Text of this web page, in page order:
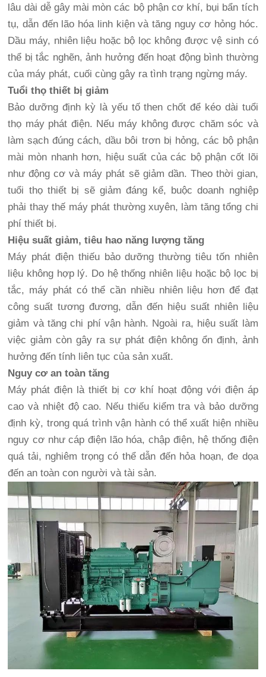
lâu dài dễ gây mài mòn các bộ phận cơ khí, bụi bẩn tích
tụ, dẫn đến lão hóa linh kiện và tăng nguy cơ hỏng hóc.
Dầu máy, nhiên liệu hoặc bộ lọc không được vệ sinh có
thể bị tắc nghẽn, ảnh hưởng đến hoạt động bình thường
của máy phát, cuối cùng gây ra tình trạng ngừng máy.
Tuổi thọ thiết bị giảm
Bảo dưỡng định kỳ là yếu tố then chốt để kéo dài tuổi
thọ máy phát điện. Nếu máy không được chăm sóc và
làm sạch đúng cách, dầu bôi trơn bị hỏng, các bộ phận
mài mòn nhanh hơn, hiệu suất của các bộ phận cốt lõi
như động cơ và máy phát sẽ giảm dần. Theo thời gian,
tuổi thọ thiết bị sẽ giảm đáng kể, buộc doanh nghiệp
phải thay thế máy phát thường xuyên, làm tăng tổng chi
phí thiết bị.
Hiệu suất giảm, tiêu hao năng lượng tăng
Máy phát điện thiếu bảo dưỡng thường tiêu tốn nhiên
liệu không hợp lý. Do hệ thống nhiên liệu hoặc bộ lọc bị
tắc, máy phát có thể cần nhiều nhiên liệu hơn để đạt
công suất tương đương, dẫn đến hiệu suất nhiên liệu
giảm và tăng chi phí vận hành. Ngoài ra, hiệu suất làm
việc giảm còn gây ra sự phát điện không ổn định, ảnh
hưởng đến tính liên tục của sản xuất.
Nguy cơ an toàn tăng
Máy phát điện là thiết bị cơ khí hoạt động với điện áp
cao và nhiệt độ cao. Nếu thiếu kiểm tra và bảo dưỡng
định kỳ, trong quá trình vận hành có thể xuất hiện nhiều
nguy cơ như cáp điện lão hóa, chập điện, hệ thống điện
quá tải, nghiêm trọng có thể dẫn đến hỏa hoạn, đe dọa
đến an toàn con người và tài sản.